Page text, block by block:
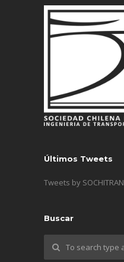
Últimos Tweets
Tweets by SOCHITRAN
Buscar